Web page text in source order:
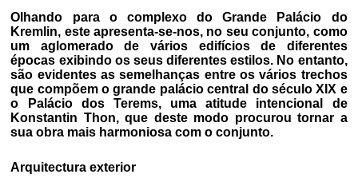
Olhando para o complexo do Grande Palácio do
Kremlin, este apresenta-se-nos, no seu conjunto, como
um aglomerado de vários edifícios de diferentes
épocas exibindo os seus diferentes estilos. No entanto,
são evidentes as semelhanças entre os vários trechos
que compõem o grande palácio central do século XIX e
o Palácio dos Terems, uma atitude intencional de
Konstantin Thon, que deste modo procurou tornar a
sua obra mais harmoniosa com o conjunto.
Arquitectura exterior